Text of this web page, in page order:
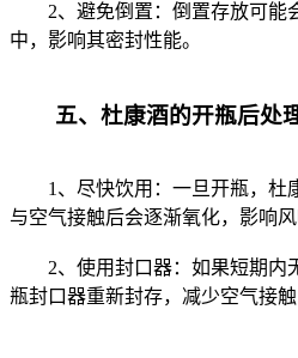
2、避免倒置：倒置存放可能
中，影响其密封性能。
五、杜康酒的开瓶后处
1、尽快饮用：一旦开瓶，杜
与空气接触后会逐渐氧化，影响风
2、使用封口器：如果短期内
瓶封口器重新封存，减少空气接触